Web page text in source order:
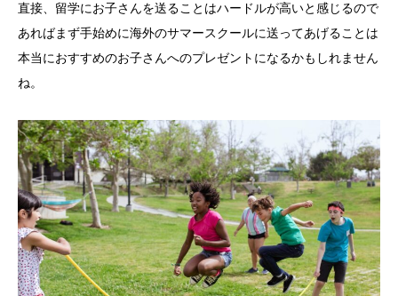
直接、留学にお子さんを送ることはハードルが高いと感じるので
あればまず手始めに海外のサマースクールに送ってあげることは
本当におすすめのお子さんへのプレゼントになるかもしれません
ね。